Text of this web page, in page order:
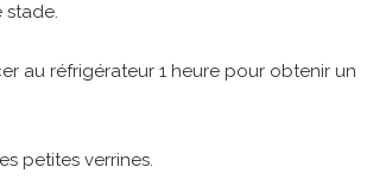
stade.
au réfrigérateur 1 heure pour obtenir un
petites verrines.